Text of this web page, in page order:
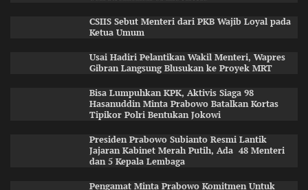
CSIIS Sebut Menteri dari PKB Wajib Loyal pada
Ketua Umum
Usai Hadiri Pelantikan Wakil Menteri, Wapres
Gibran Langsung Blusukan ke Proyek MRT
Bisa Lumpuhkan KPK, Aktivis Siaga 98
Hasanuddin Minta Prabowo Batalkan Kortas
Tipikor Polri Bentukan Jokowi
Presiden Prabowo Subianto Resmi Lantik
Jajaran Kabinet Merah Putih, Ada 48 Menteri
dan 5 Kepala Lembaga
Pengamat Minta Prabowo Komitmen Untuk